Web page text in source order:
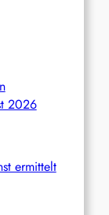
2026
ermittelt